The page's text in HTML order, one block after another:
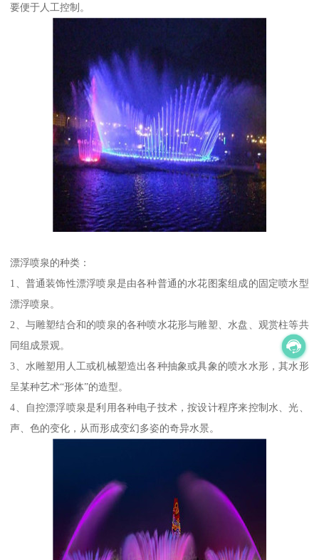
要便于人工控制。
漂浮喷泉的种类：
1、普通装饰性漂浮喷泉是由各种普通的水花图案组成的固定喷水型
漂浮喷泉。
2、与雕塑结合和的喷泉的各种喷水花形与雕塑、水盘、观赏柱等共
同组成景观。
3、水雕塑用人工或机械塑造出各种抽象或具象的喷水水形，其水形
呈某种艺术“形体”的造型。
4、自控漂浮喷泉是利用各种电子技术，按设计程序来控制水、光、
声、色的变化，从而形成变幻多姿的奇异水景。